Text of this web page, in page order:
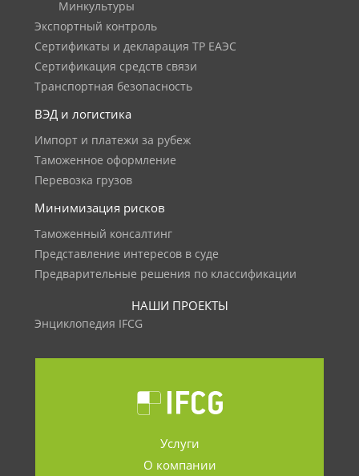
Минкультуры
Экспортный контроль
Сертификаты и декларация ТР ЕАЭС
Сертификация средств связи
Транспортная безопасность
ВЭД и логистика
Импорт и платежи за рубеж
Таможенное оформление
Перевозка грузов
Минимизация рисков
Таможенный консалтинг
Представление интересов в суде
Предварительные решения по классификации
НАШИ ПРОЕКТЫ
Энциклопедия IFCG
Услуги
О компании